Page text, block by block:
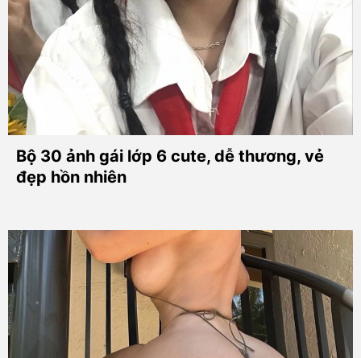
Bộ 30 ảnh gái lớp 6 cute, dễ thương, vẻ
đẹp hồn nhiên